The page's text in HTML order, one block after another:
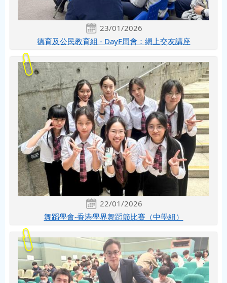
23/01/2026
德育及公民教育組 - DayF周會：網上交友講座
22/01/2026
舞蹈學會-香港學界舞蹈節比賽（中學組）